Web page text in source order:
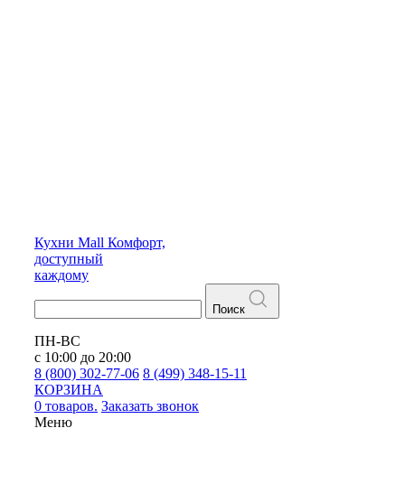
Кухни Mall Комфорт,
доступный
каждому
Поиск
ПН-ВС
с 10:00 до 20:00
8 (800) 302-77-06 8 (499) 348-15-11
КОРЗИНА
0 товаров. Заказать звонок
Меню